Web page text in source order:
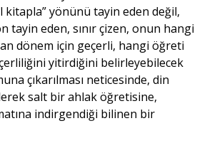
kitapla” yönünü tayin eden değil,
tayin eden, sınır çizen, onun hangi
dönem için geçerli, hangi öğreti
yitirdiğini belirleyebilecek
çıkarılması neticesinde, din
salt bir ahlak öğretisine,
indirgendiği bilinen bir